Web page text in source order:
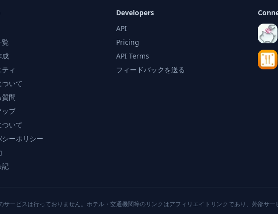
覧
成
ィ
いて
質問
ップ
いて
シーポリシー
記
Developers
API
Pricing
API Terms
フィードバックを送る
ービスは行っておりません。ホテル・交通機関等のリンクはアフィリエイトリンクであり、外部サ